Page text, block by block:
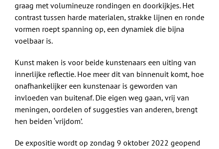
graag met volumineuze rondingen en doorkijkjes. Het
contrast tussen harde materialen, strakke lijnen en ronde
vormen roept spanning op, een dynamiek die bijna
voelbaar is.
Kunst maken is voor beide kunstenaars een uiting van
innerlijke reflectie. Hoe meer dit van binnenuit komt, hoe
onafhankelijker een kunstenaar is geworden van
invloeden van buitenaf. Die eigen weg gaan, vrij van
meningen, oordelen of suggesties van anderen, brengt
hen beiden ‘vrijdom’.
De expositie wordt op zondag 9 oktober 2022 geopend